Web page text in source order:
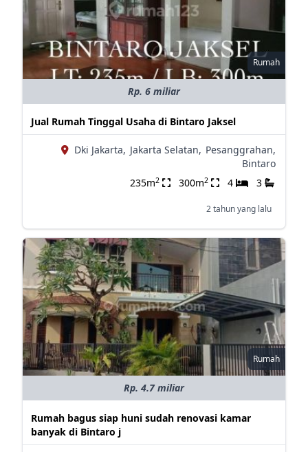
Rumah
Rp. 6 miliar
Jual Rumah Tinggal Usaha di Bintaro Jaksel
Dki Jakarta, Jakarta Selatan, Pesanggrahan,
Bintaro
235m2 300m2 4 3
2 tahun yang lalu
Rumah
Rp. 4.7 miliar
Rumah bagus siap huni sudah renovasi kamar
banyak di Bintaro j